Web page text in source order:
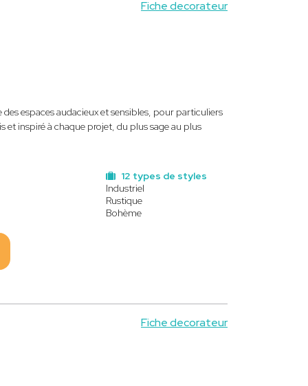
Fiche decorateur
espaces audacieux et sensibles, pour particuliers
et inspiré à chaque projet, du plus sage au plus
12 types de styles
Industriel
Rustique
Bohème
Fiche decorateur